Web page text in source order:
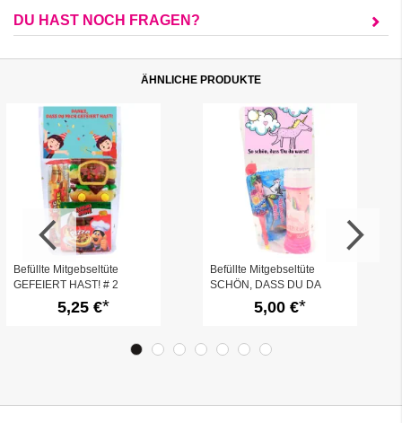
DU HAST NOCH FRAGEN?
ÄHNLICHE PRODUKTE
Befüllte Mitgebseltüte
GEFEIERT HAST! # 2
5,25 €
Befüllte Mitgebseltüte
SCHÖN, DASS DU DA
WARST! - Einhorn # 2
5,00 €